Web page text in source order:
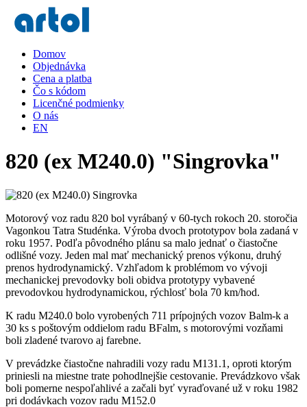
Domov
Objednávka
Cena a platba
Čo s kódom
Licenčné podmienky
O nás
EN
820 (ex M240.0) "Singrovka"
Motorový voz radu 820 bol vyrábaný v 60-tych rokoch 20. storočia
Vagonkou Tatra Studénka. Výroba dvoch prototypov bola zadaná v
roku 1957. Podľa pôvodného plánu sa malo jednať o čiastočne
odlišné vozy. Jeden mal mať mechanický prenos výkonu, druhý
prenos hydrodynamický. Vzhľadom k problémom vo vývoji
mechanickej prevodovky boli obidva prototypy vybavené
prevodovkou hydrodynamickou, rýchlosť bola 70 km/hod.
K radu M240.0 bolo vyrobených 711 prípojných vozov Balm-k a
30 ks s poštovým oddielom radu BFalm, s motorovými vozňami
boli zladené tvarovo aj farebne.
V prevádzke čiastočne nahradili vozy radu M131.1, oproti ktorým
priniesli na miestne trate pohodlnejšie cestovanie. Prevádzkovo však
boli pomerne nespoľahlivé a začali byť vyraďované už v roku 1982
pri dodávkach vozov radu M152.0